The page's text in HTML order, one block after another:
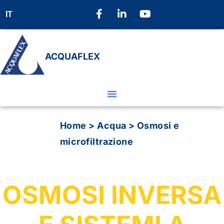
IT
ACQUAFLEX
Home > Acqua > Osmosi e
microfiltrazione
OSMOSI INVERSA